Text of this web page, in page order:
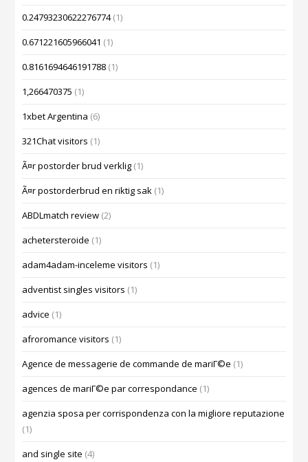
0.24793230622276774(1)
0.671221605966041 (1)
0.8161694646191788 (1)
1,266470375 (1)
1xbet Argentina (6)
321Chat visitors (1)
Ã¤r postorder brud verklig (1)
Ã¤r postorderbrud en riktig sak (1)
ABDLmatch review (2)
achetersteroide (1)
adam4adam-inceleme visitors (1)
adventist singles visitors (1)
advice (1)
afroromance visitors (1)
Agence de messagerie de commande de mariГ©e (1)
agences de mariГ©e par correspondance (1)
agenzia sposa per corrispondenza con la migliore reputazione
(1)
and single site (4)